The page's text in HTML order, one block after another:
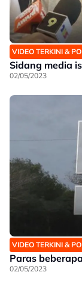
VIDEO TERKINI &
Sidang media
02/05/2023
VIDEO TERKINI &
Paras
02/05/2023